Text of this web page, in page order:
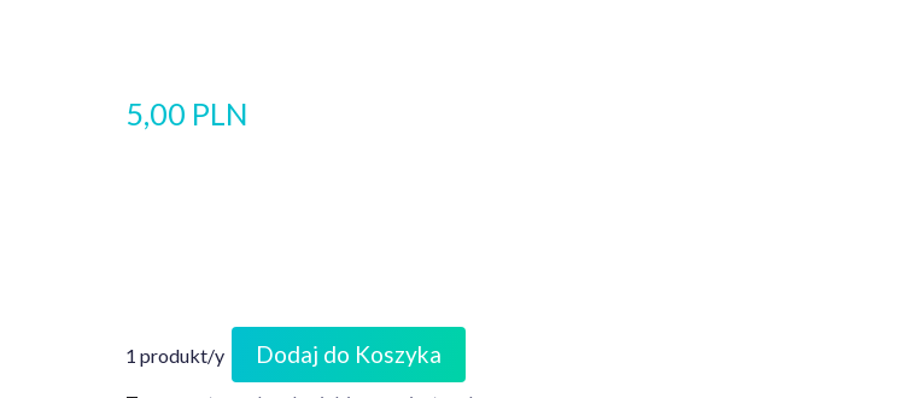
5,00 PLN
1 produkt/y Dodaj do Koszyka